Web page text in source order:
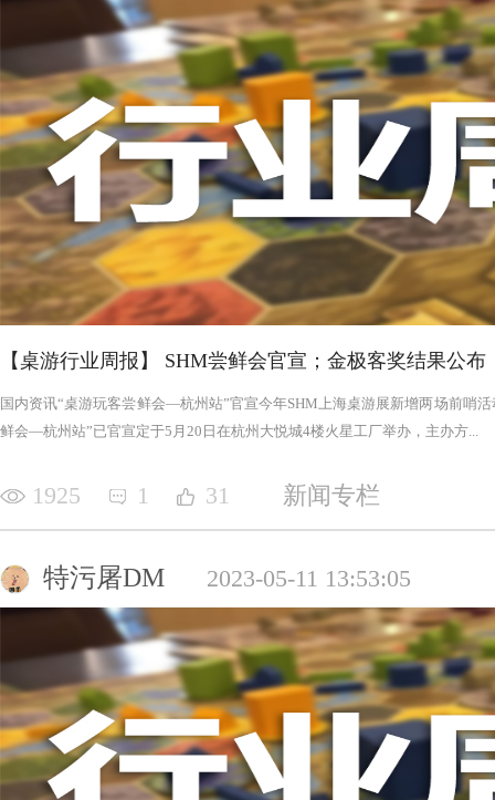
雄的生命（备注一点，傲慢的化身
为拓展中的天启和天启四骑士，每
中不会拥有主动的回合，但绝不是
合之后，选择是否进入罪恶的回合
双方都是一个紧张的揣测。然而，
得更强，为了不断重创英雄，罪恶
末日记录表上的数字越大，罪恶将
就是在英雄们竭尽全力后，仍要凭着压倒性
的，是英雄阵营。每一次游戏，会
十个左右）选择七个组成英雄小队
有侧重，这一点的设计使游戏可玩
敌人和潜藏的危机，英雄的每次行
重要，想要与即将出现的化身抗衡
而每一轮的装备数量有限，而且四
血奋战，然而行动有限，资源有限
为喜爱挑战、面对压力的人来说，
深思布局，抓住你的一时失误。 我体验的六局里，只扮演了一次罪恶，大多
数作为英雄时，面临的都是失败，
战，而是它本身加入的运气因素和
【桌游行业周报】 SHM尝鲜会官宣；金极客奖结果公布
国内资讯“桌游玩客尝鲜会—杭州站”官宣今年SHM上海桌游展新增两场前哨
鲜会—杭州站”已官宣定于5月20日在杭州大悦城4楼火星工厂举办，主办方...
1925 1 31 新闻专栏
特污屠DM 2023-05-11 13:53:05